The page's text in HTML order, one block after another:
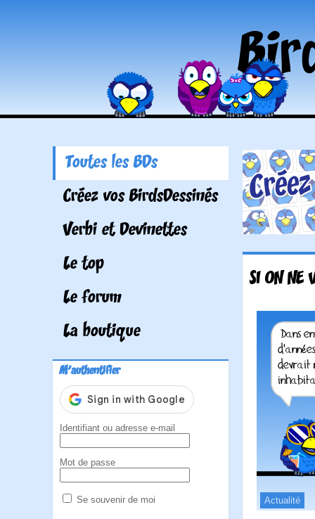
Toutes les BDs
Créez vos BirdsDessinés
Verbi et Devinettes
Le top
Le forum
La boutique
M'authentifier
Identifiant ou adresse e-mail
Mot de passe
Se souvenir de moi
SI ON NE
Actualité